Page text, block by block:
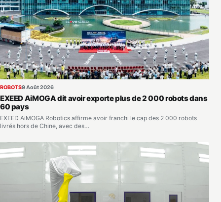
ROBOTS9 Août 2026
EXEED AiMOGA dit avoir exporte plus de 2 000 robots dans
60 pays
EXEED AiMOGA Robotics affirme avoir franchi le cap des 2 000 robots
livrés hors de Chine, avec des…